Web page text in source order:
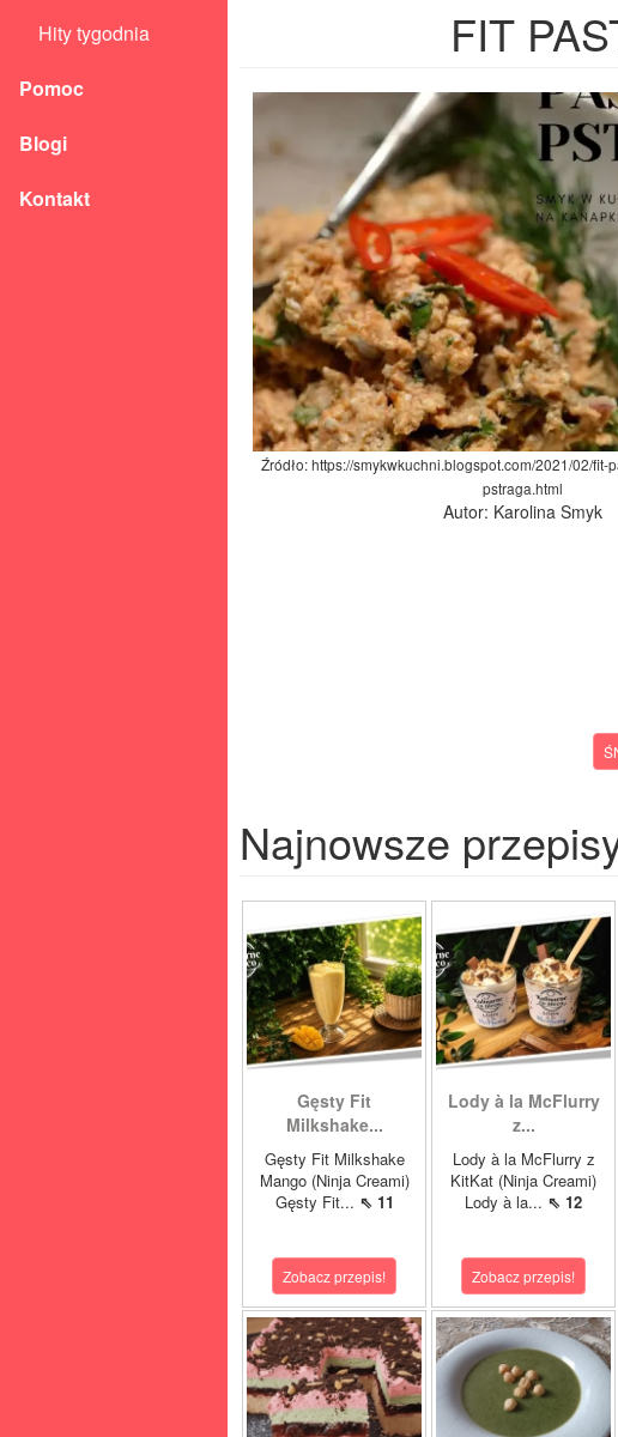
Hity tygodnia
Pomoc
Blogi
Kontakt
FIT
Źródło: https://smykwkuchni.blogspot.com/2021/02/
pstraga.html
Autor: Karolina Smyk
Najnowsze
Gęsty Fit
Milkshake...
Gęsty Fit Milkshake
Mango (Ninja Creami)
Gęsty Fit... ⇖ 11
Zobacz przepis!
Lody à la McFlurry
z...
Lody à la McFlurry z
KitKat (Ninja Creami)
Lody à la... ⇖ 12
Zobacz przepis!